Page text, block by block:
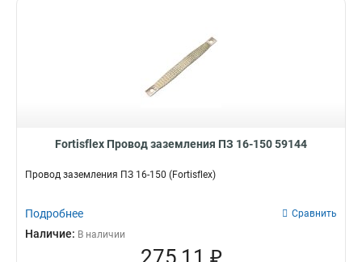
Fortisflex Провод заземления ПЗ 16-150 59144
Провод заземления ПЗ 16-150 (Fortisflex)
Подробнее Сравнить
Наличие: В наличии
275,11 ₽